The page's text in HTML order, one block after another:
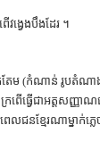
ង្វេង​បឹង​ដែរ ។
វ​តូតែម (កំណាន់ រូប​
ពើ​ធ្វើ​ជា​អត្តសញ្ញ
េល​ជន​ខ្មែរ​ណា​ម្នាក់​